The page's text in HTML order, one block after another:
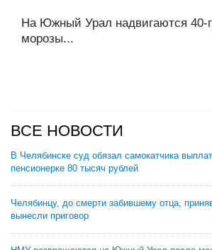
На Южный Урал надвигаются 40-
морозы...
ВСЕ НОВОСТИ
В Челябинске суд обязал самокатчика
пенсионерке 80 тысяч рублей
Челябинцу, до смерти забившему отца,
вынесли приговор